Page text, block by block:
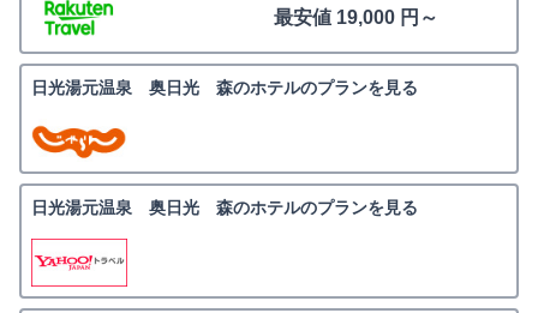
最安値 19,000 円～
日光湯元温泉 奥日光 森のホテルのプランを見る
日光湯元温泉 奥日光 森のホテルのプランを見る